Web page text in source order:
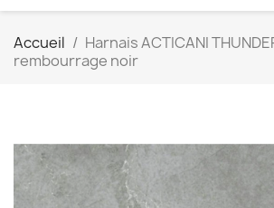
Accueil
Harnais ACTICANI
rembourrage noir